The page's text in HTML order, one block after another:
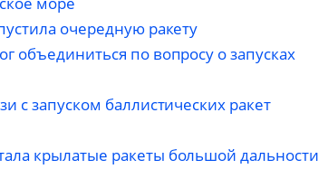
очередную ракету
объединиться по вопросу о запусках
с запуском баллистических ракет
крылатые ракеты большой дальности